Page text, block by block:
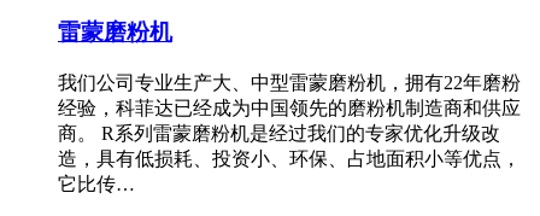
雷蒙磨粉机
我们公司专业生产大、中型雷蒙磨粉机，拥有22年磨粉
经验，科菲达已经成为中国领先的磨粉机制造商和供应
商。 R系列雷蒙磨粉机是经过我们的专家优化升级改
造，具有低损耗、投资小、环保、占地面积小等优点，
它比传…